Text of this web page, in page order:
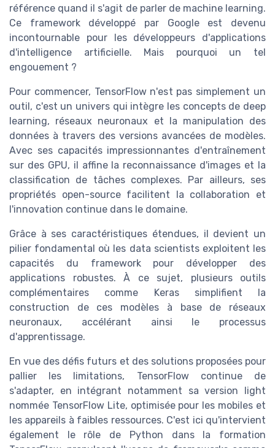
référence quand il s'agit de parler de machine learning.
Ce framework développé par Google est devenu
incontournable pour les développeurs d'applications
d'intelligence artificielle. Mais pourquoi un tel
engouement ?
Pour commencer, TensorFlow n'est pas simplement un
outil, c'est un univers qui intègre les concepts de deep
learning, réseaux neuronaux et la manipulation des
données à travers des versions avancées de modèles.
Avec ses capacités impressionnantes d'entraînement
sur des GPU, il affine la reconnaissance d'images et la
classification de tâches complexes. Par ailleurs, ses
propriétés open-source facilitent la collaboration et
l'innovation continue dans le domaine.
Grâce à ses caractéristiques étendues, il devient un
pilier fondamental où les data scientists exploitent les
capacités du framework pour développer des
applications robustes. À ce sujet, plusieurs outils
complémentaires comme Keras simplifient la
construction de ces modèles à base de réseaux
neuronaux, accélérant ainsi le processus
d'apprentissage.
En vue des défis futurs et des solutions proposées pour
pallier les limitations, TensorFlow continue de
s'adapter, en intégrant notamment sa version light
nommée TensorFlow Lite, optimisée pour les mobiles et
les appareils à faibles ressources. C'est ici qu'intervient
également le rôle de Python dans la formation